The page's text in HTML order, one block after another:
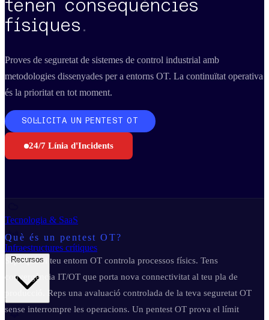
Business Continuity & Recovery
Sectors
Indústria & Manufactura
Administració pública
Retail & E-commerce
Tecnologia & SaaS
Infraestructures crítiques
tenen conseqüències
físiques.
Proves de seguretat de sistemes de control industrial amb
metodologies dissenyades per a entorns OT. La continuïtat operativa
és la prioritat en tot moment.
SOL·LICITA UN PENTEST OT
24/7 Línia d'Incidents
Què és un pentest OT?
Saps que el teu entorn OT controla processos físics. Tens
convergència IT/OT que porta nova connectivitat al teu pla de
producció. Reps una avaluació controlada de la teva seguretat OT
sense interrompre les operacions. Un pentest OT prova el límit